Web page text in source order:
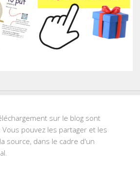
sur le blog sont
. Vous pouvez les partager et les
source, dans le cadre d'un